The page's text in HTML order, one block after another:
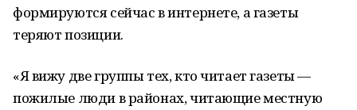
формируются сейчас в интернете, а газеты
теряют позиции.
«Я вижу две группы тех, кто читает газеты —
пожилые люди в районах, читающие местную